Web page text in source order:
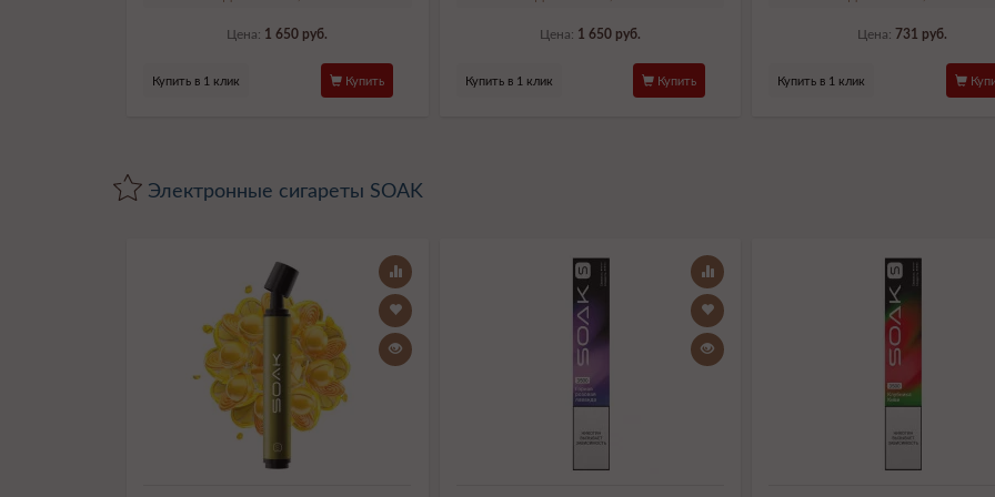
Цена: 1 650 руб.
Купить в 1 клик Купить
Цена: 1 650 руб.
Купить в 1 клик Купить
Цена: 731 руб.
Купить в 1 клик
Электронные сигареты SOAK